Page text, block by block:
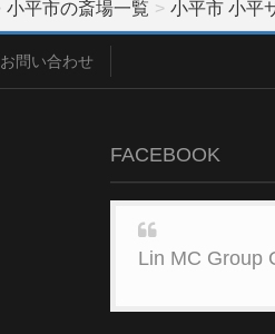
小平市の斎場一覧 小平市 小平
お問い合わせ
FACEBOOK
Lin MC Group